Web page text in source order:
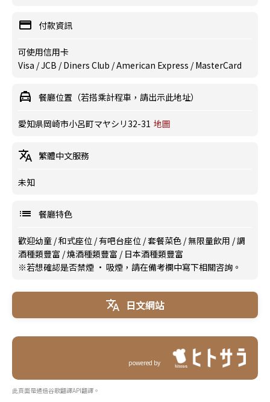
付款資訊
可使用信用卡
Visa / JCB / Diners Club / American Express / MasterCard
餐廳位置（若搭乘計程車，請出示此地址）
愛知県岡崎市小呂町マヤシリ32-31 地圖
繁體中文服務
未知
餐廳特色
歡迎幼童 /和式座位 /有吧台座位 /套餐菜色 /無限量飲用 /調
酒種類豐富 /燒酒種類豐富 / 日本酒種類豐富
※若想確認是否禁煙 · 吸煙，請在備考欄中寫下相關咨詢。
日文網站
powered by
此頁面是通過谷歌翻譯API翻譯。